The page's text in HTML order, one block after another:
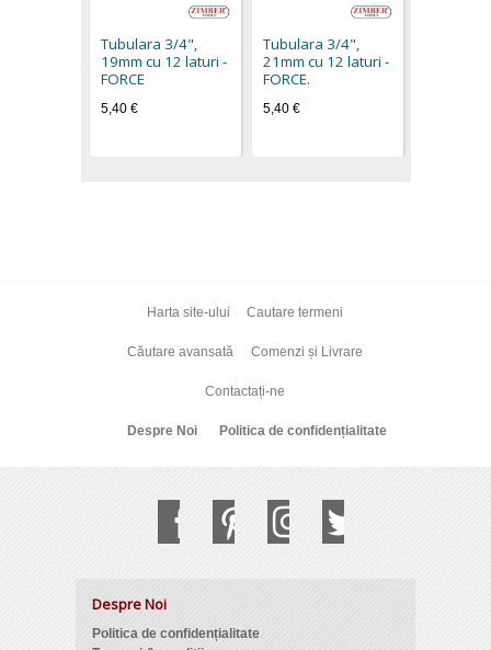
Tubulara 3/4",
19mm cu 12 laturi -
FORCE
5,40 €
Tubulara 3/4",
21mm cu 12 laturi -
FORCE.
5,40 €
Harta site-ului Cautare termeni
Căutare avansată Comenzi și Livrare
Contactați-ne
Despre Noi Politica de confidențialitate
Despre Noi
Politica de confidențialitate